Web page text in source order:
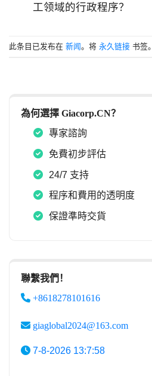
工领域的行政程序？
此条目已发布在 新闻。将 永久链接 书签。
為何選擇 Giacorp.CN？
專家諮詢
免費初步評估
24/7 支持
程序和費用的透明度
保證準時交貨
聯繫我們！
+8618278101616
giaglobal2024@163.com
7-8-2026 13:7:58